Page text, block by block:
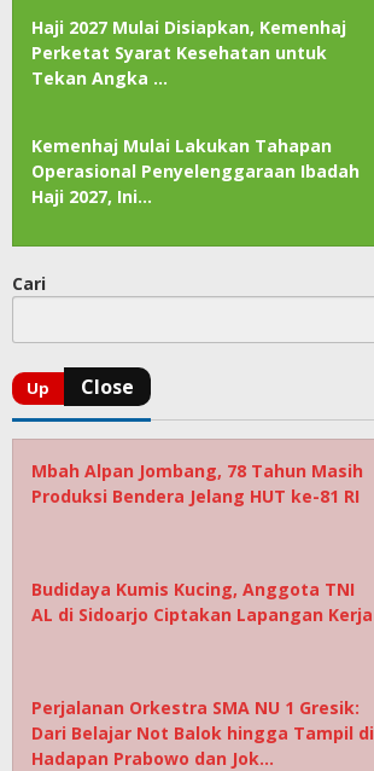
Haji 2027 Mulai Disiapkan, Kemenhaj
Perketat Syarat Kesehatan untuk
Tekan Angka …
Kemenhaj Mulai Lakukan Tahapan
Operasional Penyelenggaraan Ibadah
Haji 2027, Ini…
Cari
Mbah Alpan Jombang, 78 Tahun Masih
Produksi Bendera Jelang HUT ke-81 RI
Budidaya Kumis Kucing, Anggota TNI
AL di Sidoarjo Ciptakan Lapangan Kerja
Perjalanan Orkestra SMA NU 1 Gresik:
Dari Belajar Not Balok hingga Tampil di
Hadapan Prabowo dan Jok…